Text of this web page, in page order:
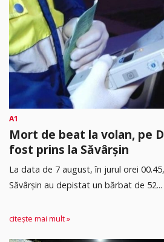
A1
Mort de beat la volan, pe
fost prins la Săvârșin
​La data de 7 august, în jurul orei
Săvârșin au depistat un bărbat de 52...
citește mai mult »